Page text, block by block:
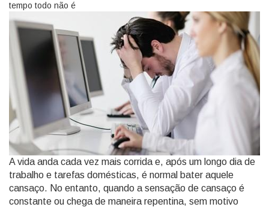
tempo todo não é
A vida anda cada vez mais corrida e, após um longo dia de
trabalho e tarefas domésticas, é normal bater aquele
cansaço. No entanto, quando a sensação de cansaço é
constante ou chega de maneira repentina, sem motivo